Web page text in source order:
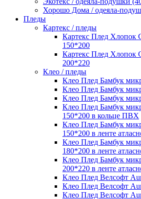
Хорошо Дома / одеяла-
Пледы
Картекс / пледы
Картекс Плед Хлопок
150*200
Картекс Плед Хлопок
200*220
Клео / пледы
Клео Плед Бамбук
Клео Плед Бамбук
Клео Плед Бамбук
Клео Плед Бамбук
150*200 в кольце ПВХ
Клео Плед Бамбук
150*200 в ленте
Клео Плед Бамбук
180*200 в ленте
Клео Плед Бамбук
200*220 в ленте
Клео Плед Велсофт
Клео Плед Велсофт
Клео Плед Велсофт